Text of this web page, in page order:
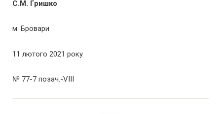
С.М. Гришко
м. Бровари
11 лютого 2021 року
№ 77-7 позач.-VІІІ